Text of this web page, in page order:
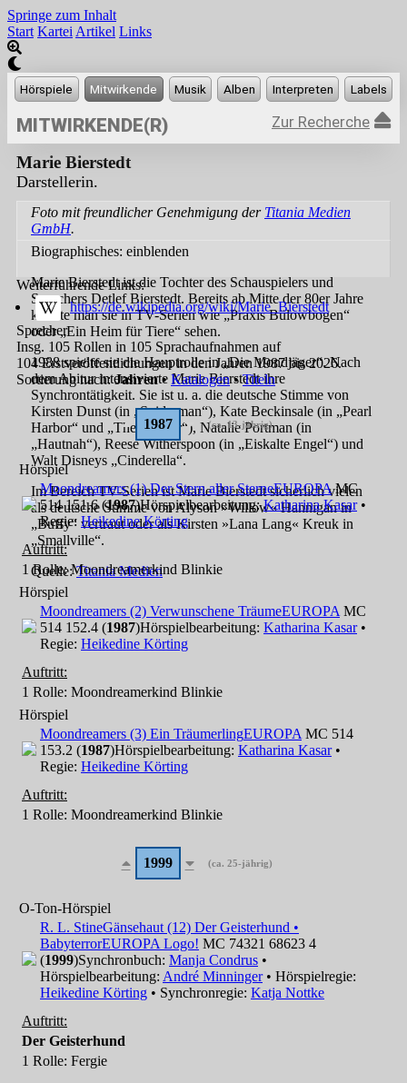
Springe zum Inhalt
Start Kartei Artikel Links
MITWIRKENDE(R) Zur Recherche
Marie Bierstedt
Darstellerin.
Foto mit freundlicher Genehmigung der Titania Medien
GmbH.
Biographisches: einblenden
Marie Bierstedt ist die Tochter des Schauspielers und
Sprechers Detlef Bierstedt. Bereits ab Mitte der 80er Jahre
konnte man sie in TV-Serien wie „Praxis Bülowbogen“
oder „Ein Heim für Tiere“ sehen.
1988 spielte sie die Hauptrolle in „Die Mondjäger“. Nach
dem Abitur intensivierte Marie Bierstedt ihre
Synchrontätigkeit. Sie ist u. a. die deutsche Stimme von
Kirsten Dunst (in „Spiderman“), Kate Beckinsale (in „Pearl
Harbor“ und „The Aviator“), Natalie Portman (in
„Hautnah“), Reese Witherspoon (in „Eiskalte Engel“) und
Walt Disneys „Cinderella“.
Im Bereich TV-Serien ist Marie Bierstedt sicherlich vielen
als deutsche Stimme von Alyson »Willow« Hannigan in
„Buffy“ vertraut oder als Kirsten »Lana Lang« Kreuk in
„Smallville“.
Quelle:Titania Medien
Weiterführende Links:
https://de.wikipedia.org/wiki/Marie_Bierstedt
Sprecher
Insg. 105 Rollen in 105 Sprachaufnahmen auf
104 Erstveröffentlichungen in den Jahren 1987 bis 2026.
Sortierung nach:Jahren•Katalogen•Titeln
1987 (ca. 13-jährig)
Hörspiel
Moondreamers (1) Der Stern aller SterneEUROPAMC
514 151.6 (1987)Hörspielbearbeitung:Katharina Kasar•
Regie: Heikedine Körting
Auftritt:
1 Rolle: Moondreamerkind Blinkie
Hörspiel
Moondreamers (2) Verwunschene TräumeEUROPA MC
514 152.4 (1987)Hörspielbearbeitung: Katharina Kasar•
Regie: Heikedine Körting
Auftritt:
1 Rolle: Moondreamerkind Blinkie
Hörspiel
Moondreamers (3) Ein TräumerlingEUROPA MC 514
153.2 (1987)Hörspielbearbeitung: Katharina Kasar•
Regie: Heikedine Körting
Auftritt:
1 Rolle: Moondreamerkind Blinkie
1999 (ca. 25-jährig)
O-Ton-Hörspiel
R. L. StineGänsehaut (12) Der Geisterhund •
BabyterrorEUROPA Logo! MC 74321 68623 4
(1999)Synchronbuch: Manja Condrus •
Hörspielbearbeitung: André Minninger• Hörspielregie:
Heikedine Körting • Synchronregie: Katja Nottke
Auftritt:
Der Geisterhund
1 Rolle: Fergie